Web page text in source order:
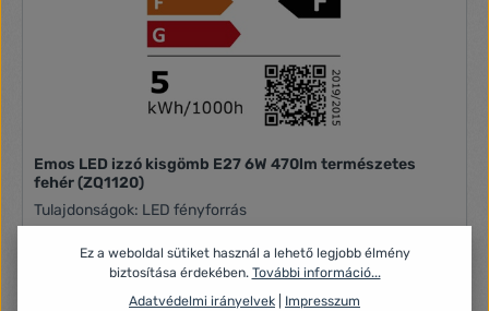
Emos LED izzó kisgömb E27 6W 470lm természetes
fehér (ZQ1120)
Tulajdonságok: LED fényforrás
Ez a weboldal sütiket használ a lehető legjobb élmény
biztosítása érdekében. További információ...
Adatvédelmi irányelvek
Impresszum